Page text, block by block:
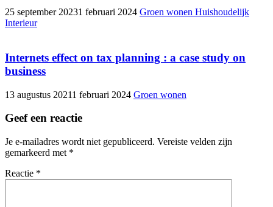
25 september 20231 februari 2024 Groen wonen Huishoudelijk
Interieur
Internets effect on tax planning : a case study on
business
13 augustus 20211 februari 2024 Groen wonen
Geef een reactie
Je e-mailadres wordt niet gepubliceerd. Vereiste velden zijn
gemarkeerd met *
Reactie *